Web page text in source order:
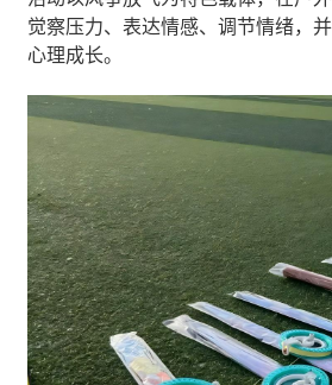
觉察压力、表达情感、调节情绪，
心理成长。